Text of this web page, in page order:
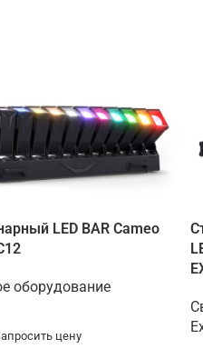
LED BAR Cameo
оборудование
цену